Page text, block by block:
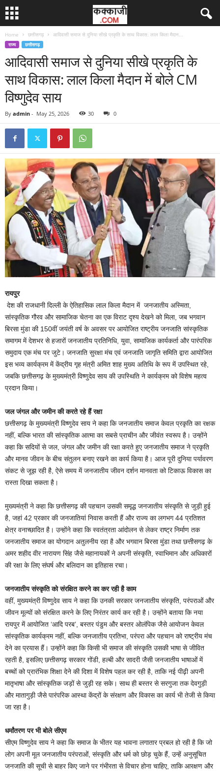
Home छत्तीसगढ़ आदिवासी समाज से दुनिया सीखे प्रकृति के साथ विकास: लाल किला मैदान...
राज्य छत्तीसगढ़
आदिवासी समाज से दुनिया सीखे प्रकृति के
साथ विकास: लाल किला मैदान में बोले CM
विष्णुदेव साय
By admin - May 25, 2026 30 0
रायपुर
देश की राजधानी दिल्ली के ऐतिहासिक लाल किला मैदान में जनजातीय अस्मिता,
सांस्कृतिक गौरव और सामाजिक चेतना का एक विराट दृश्य देखने को मिला, जब भगवान
बिरसा मुंडा की 150वीं जयंती वर्ष के अवसर पर आयोजित राष्ट्रीय जनजाति सांस्कृतिक
समागम में देशभर से हजारों जनजातीय प्रतिनिधि, युवा, सामाजिक कार्यकर्ता और पारंपरिक
समुदाय एक मंच पर जुटे। जनजाति सुरक्षा मंच एवं जनजाति जागृति समिति द्वारा आयोजित
इस भव्य कार्यक्रम में केंद्रीय गृह मंत्री अमित शाह मुख्य अतिथि के रूप में उपस्थित रहे,
जबकि छत्तीसगढ़ के मुख्यमंत्री विष्णुदेव साय की उपस्थिति ने कार्यक्रम को विशेष महत्व
प्रदान किया।
जल जंगल और जमीन की करते रहे हैं रक्षा
छत्तीसगढ़ के मुख्यमंत्री विष्णुदेव साय ने कहा कि जनजातीय समाज केवल प्रकृति का रक्षक
नहीं, बल्कि भारत की सांस्कृतिक आत्मा का सबसे प्राचीन और जीवंत स्वरूप है। उन्होंने
कहा कि सदियों से जल, जंगल और जमीन की रक्षा करते हुए जनजातीय समाज ने प्रकृति
और मानव जीवन के बीच संतुलन बनाए रखने का कार्य किया है। आज पूरी दुनिया पर्यावरण
संकट से जूझ रही है, ऐसे समय में जनजातीय जीवन दर्शन मानवता को टिकाऊ विकास का
रास्ता दिखा सकता है।
मुख्यमंत्री ने कहा कि छत्तीसगढ़ की पहचान उसकी समृद्ध जनजातीय संस्कृति से जुड़ी हुई
है, जहां 42 प्रकार की जनजातियां निवास करती हैं और राज्य का लगभग 44 प्रतिशत
क्षेत्र वनाच्छादित है। उन्होंने कहा कि स्वतंत्रता आंदोलन से लेकर राष्ट्र निर्माण तक
जनजातीय समाज का योगदान अतुलनीय रहा है और भगवान बिरसा मुंडा तथा छत्तीसगढ़ के
अमर शहीद वीर नारायण सिंह जैसे महानायकों ने अपनी संस्कृति, स्वाभिमान और अधिकारों
की रक्षा के लिए संघर्ष और बलिदान का इतिहास रचा।
जनजातीय संस्कृति को संरक्षित करने का कर रही है काम
वहीं, मुख्यमंत्री विष्णुदेव साय ने कहा कि उनकी सरकार जनजातीय संस्कृति, परंपराओं और
जीवन मूल्यों को संरक्षित करने के लिए निरंतर कार्य कर रही है। उन्होंने बताया कि नया
रायपुर में आयोजित ‘आदि परब’, बस्तर पंडुम और बस्तर ओलंपिक जैसे आयोजन केवल
सांस्कृतिक कार्यक्रम नहीं, बल्कि जनजातीय प्रतिभा, परंपरा और पहचान को राष्ट्रीय मंच
देने का प्रयास हैं। उन्होंने कहा कि किसी भी समाज की संस्कृति उसकी भाषा से जीवित
रहती है, इसलिए छत्तीसगढ़ सरकार गोंडी, हल्बी और सादरी जैसी जनजातीय भाषाओं में
बच्चों को प्रारंभिक शिक्षा देने की दिशा में विशेष पहल कर रही है, ताकि नई पीढ़ी अपनी
मातृभाषा और सांस्कृतिक जड़ों से जुड़ी रह सके। साथ ही बस्तर से सरगुजा तक देवगुड़ी
और मातागुड़ी जैसे पारंपरिक आस्था केंद्रों के संरक्षण और विकास का कार्य भी तेजी से किया
जा रहा है।
धर्मांतरण पर भी बोले सीएम
सीएम विष्णुदेव साय ने कहा कि समाज के भीतर यह भावना लगातार प्रबल हो रही है कि जो
लोग अपनी मूल जनजातीय परंपराओं, संस्कृति और धर्म को छोड़ चुके हैं, उन्हें अनुसूचित
जनजाति की सूची से बाहर किए जाने पर गंभीरता से विचार होना चाहिए, ताकि आरक्षण और